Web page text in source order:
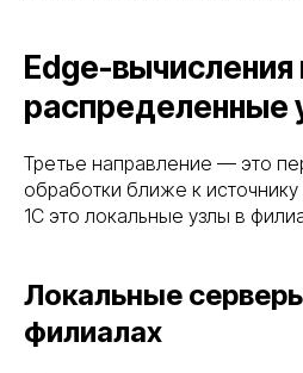
Edge-вычисления
распределенные
Третье направление — это
обработки ближе к
1С это локальные узлы в
Локальные
филиалах